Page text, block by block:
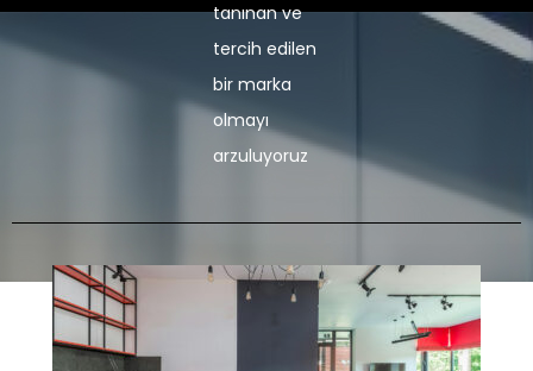
tanınan ve
tercih edilen
bir marka
olmayı
arzuluyoruz